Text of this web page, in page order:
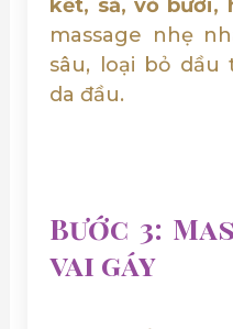
kết, sả, vỏ bưởi,
massage nhẹ
sâu, loại bỏ dầu
da đầu.
Bước 3:
vai gáy